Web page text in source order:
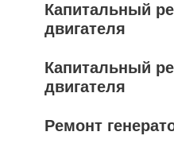
Капитальный
двигателя
Капитальный
двигателя
Ремонт